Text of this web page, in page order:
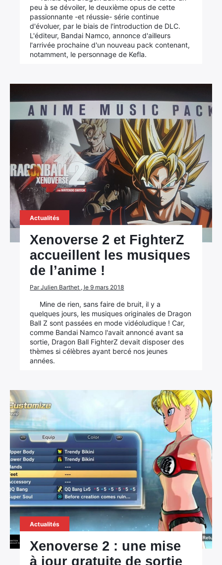
peu à se dévoiler, le deuxième opus de cette
passionnante -et réussie- série continue
d'évoluer, par le biais de l'introduction de DLC.
L'éditeur, Bandai Namco, annonce d'ailleurs
l'arrivée prochaine d'un nouveau pack contenant,
notamment, le personnage de Kefla.
Actualités
Xenoverse 2 et FighterZ
accueillent les musiques
de l’anime !
Par Julien Barthet , le 9 mars 2018
Mine de rien, sans faire de bruit, il y a
quelques jours, les musiques originales de Dragon
Ball Z sont passées en mode vidéoludique ! Car,
comme Bandai Namco l'avait annoncé avant sa
sortie, Dragon Ball FighterZ devait disposer des
thèmes si célèbres ayant bercé nos jeunes
années.
Actualités
Xenoverse 2 : une mise
à jour gratuite de sortie